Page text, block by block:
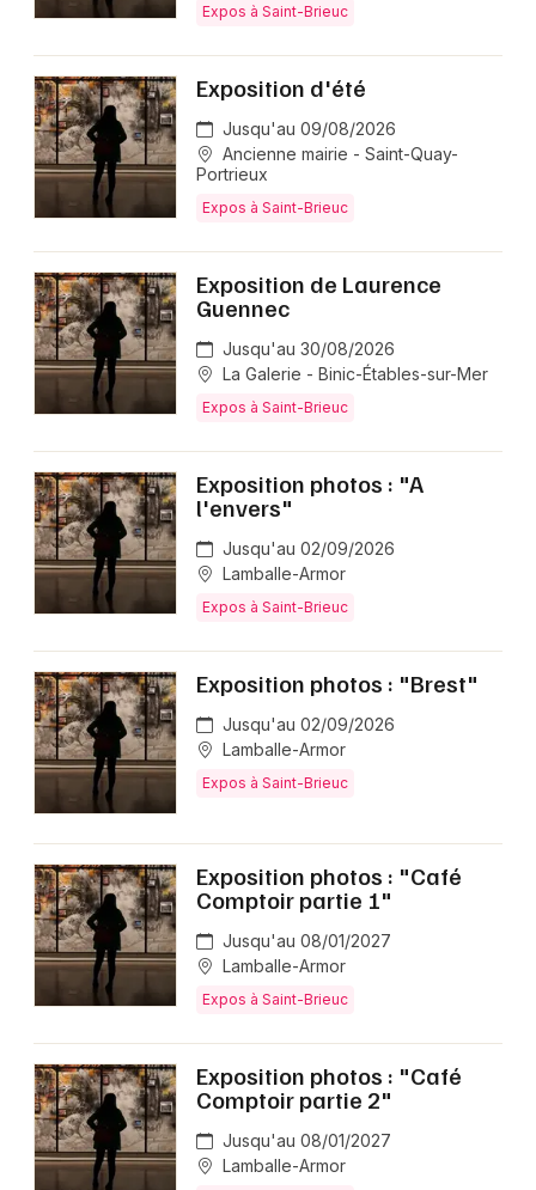
Expos à Saint-Brieuc
Exposition d'été
Jusqu'au 09/08/2026
Ancienne mairie - Saint-Quay-
Portrieux
Expos à Saint-Brieuc
Exposition de Laurence
Guennec
Jusqu'au 30/08/2026
La Galerie - Binic-Étables-sur-Mer
Expos à Saint-Brieuc
Exposition photos : "A
l'envers"
Jusqu'au 02/09/2026
Lamballe-Armor
Expos à Saint-Brieuc
Exposition photos : "Brest"
Jusqu'au 02/09/2026
Lamballe-Armor
Expos à Saint-Brieuc
Exposition photos : "Café
Comptoir partie 1"
Jusqu'au 08/01/2027
Lamballe-Armor
Expos à Saint-Brieuc
Exposition photos : "Café
Comptoir partie 2"
Jusqu'au 08/01/2027
Lamballe-Armor